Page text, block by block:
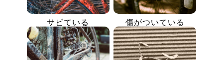
サビている 傷がついている